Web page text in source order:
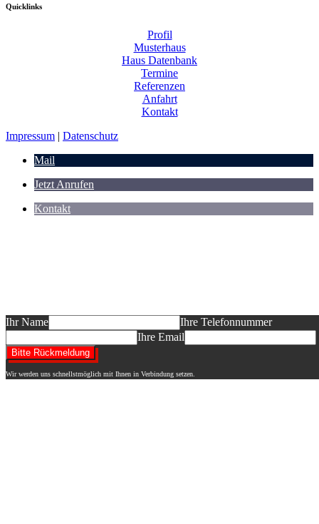
Quicklinks
Profil
Musterhaus
Haus Datenbank
Termine
Referenzen
Anfahrt
Kontakt
Impressum | Datenschutz
Mail
Jetzt Anrufen
Kontakt
Ihr Name
Ihre Telefonnummer
Ihre Email
Wir werden uns schnellstmöglich mit Ihnen in Verbindung setzen.